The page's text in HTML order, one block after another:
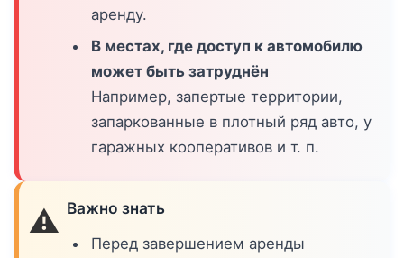
аренду.
В местах, где доступ к автомобилю
может быть затруднён
Например, запертые территории,
запаркованные в плотный ряд авто, у
гаражных кооперативов и т. п.
⚠️ Важно знать
Перед завершением аренды